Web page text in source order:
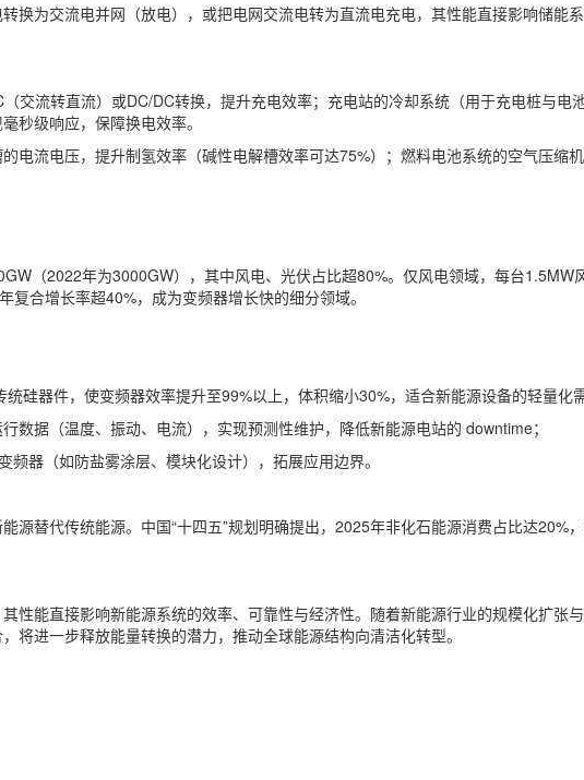
换为交流电并网（放电），或把电网交流电转为直流电充电，其性能直接影响储能
交流转直流）或DC/DC转换，提升充电效率；充电站的冷却系统（用于充电桩与电
秒级响应，保障换电效率。
电流电压，提升制氢效率（碱性电解槽效率可达75%）；燃料电池系统的空气压缩
（2022年为3000GW），其中风电、光伏占比超80%。仅风电领域，每台
合增长率超40%，成为变频器增长快的细分领域。
硅器件，使变频器效率提升至99%以上，体积缩小30%，适合新能源设备的轻量化需
据（温度、振动、电流），实现预测性维护，降低新能源电站的 downtime；
器（如防盐雾涂层、模块化设计），拓展应用边界。
源替代传统能源。中国“十四五”规划明确提出，2025年非化石能源消费占比达20%
性能直接影响新能源系统的效率、可靠性与经济性。随着新能源行业的规模化扩张
进一步释放能量转换的潜力，推动全球能源结构向清洁化转型。